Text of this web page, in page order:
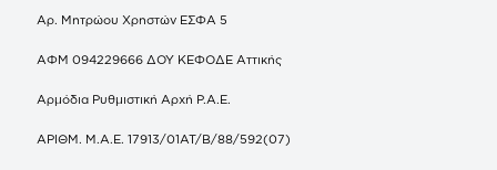
Αρ. Μητρώου Χρηστών ΕΣΦΑ 5
ΑΦΜ 094229666 ΔΟΥ ΚΕΦΟΔΕ Αττικής
Αρμόδια Ρυθμιστική Αρχή Ρ.Α.Ε.
ΑΡΙΘΜ. Μ.Α.Ε. 17913/01ΑΤ/Β/88/592(07)